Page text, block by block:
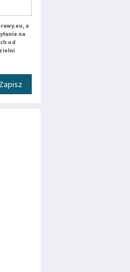
a
na
od
Zapisz